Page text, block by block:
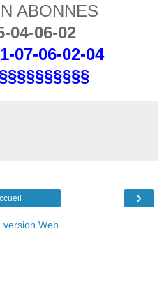
ABONNES
04-06-02
07-06-02-04
›
version Web